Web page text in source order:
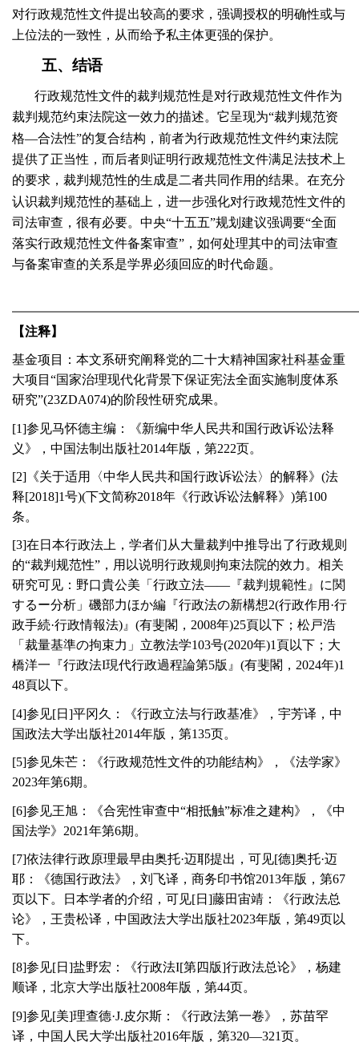
对行政规范性文件提出较高的要求，强调授权的明确性或与
上位法的一致性，从而给予私主体更强的保护。
五、结语
行政规范性文件的裁判规范性是对行政规范性文件作为
裁判规范约束法院这一效力的描述。它呈现为“裁判规范资
格—合法性”的复合结构，前者为行政规范性文件约束法院
提供了正当性，而后者则证明行政规范性文件满足法技术上
的要求，裁判规范性的生成是二者共同作用的结果。在充分
认识裁判规范性的基础上，进一步强化对行政规范性文件的
司法审查，很有必要。中央“十五五”规划建议强调要“全面
落实行政规范性文件备案审查”，如何处理其中的司法审查
与备案审查的关系是学界必须回应的时代命题。
【注释】
基金项目：本文系研究阐释党的二十大精神国家社科基金重
大项目“国家治理现代化背景下保证宪法全面实施制度体系
研究”(23ZDA074)的阶段性研究成果。
[1]参见马怀德主编：《新编中华人民共和国行政诉讼法释
义》，中国法制出版社2014年版，第222页。
[2]《关于适用〈中华人民共和国行政诉讼法〉的解释》(法
释[2018]1号)(下文简称2018年《行政诉讼法解释》)第100
条。
[3]在日本行政法上，学者们从大量裁判中推导出了行政规则
的“裁判规范性”，用以说明行政规则拘束法院的效力。相关
研究可见：野口貴公美「行政立法——『裁判規範性』に関
するー分析」磯部力ほか編『行政法の新構想2(行政作用·行
政手続·行政情報法)』(有斐閣， 2008年)25頁以下；松戸浩
「裁量基準の拘束力」立教法学103号(2020年)1 頁以下；大
橋洋一『行政法I現代行政過程論第5版』(有斐閣， 2024年)1
48頁以下。
[4]参见[日]平冈久：《行政立法与行政基准》，宇芳译，中
国政法大学出版社2014年版，第135页。
[5]参见朱芒：《行政规范性文件的功能结构》，《法学家》
2023年第6期。
[6]参见王旭：《合宪性审查中“相抵触”标准之建构》，《中
国法学》 2021年第6期。
[7]依法律行政原理最早由奥托·迈耶提出，可见[德]奥托·迈
耶：《德国行政法》，刘飞译，商务印书馆2013年版，第67
页以下。日本学者的介绍，可见[日]藤田宙靖：《行政法总
论》，王贵松译，中国政法大学出版社2023年版，第49页以
下。
[8]参见[日]盐野宏：《行政法I[第四版]行政法总论》，杨建
顺译，北京大学出版社2008年版，第44页。
[9]参见[美]理查德·J.皮尔斯：《行政法第一卷》，苏苗罕
译，中国人民大学出版社2016年版，第320—321页。